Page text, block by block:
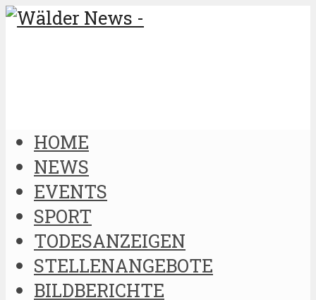
HOME
NEWS
EVENTS
SPORT
TODESANZEIGEN
STELLENANGEBOTE
BILDBERICHTE